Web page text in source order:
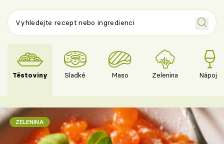
Těstoviny Sladké Maso Zelenina Nápoje
ZELENINA